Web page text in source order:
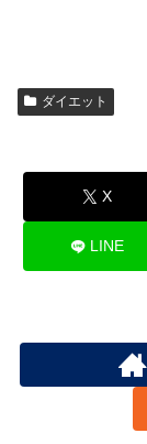
ダイエット
X
LINE